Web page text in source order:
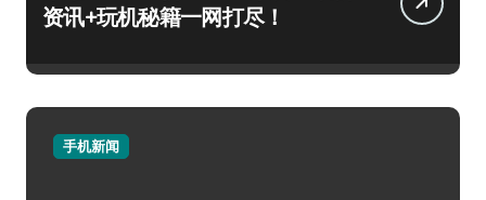
资讯+玩机秘籍一网打尽！
手机新闻